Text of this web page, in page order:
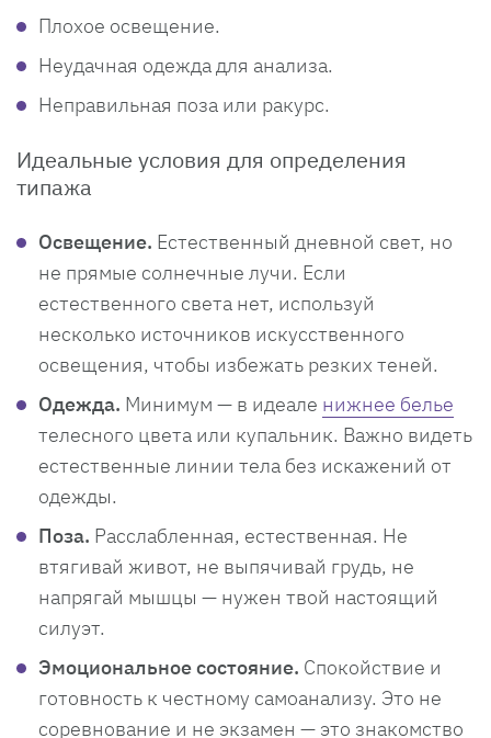
Плохое освещение.
Неудачная одежда для анализа.
Неправильная поза или ракурс.
Идеальные условия для определения
типажа
Освещение. Естественный дневной свет, но
не прямые солнечные лучи. Если
естественного света нет, используй
несколько источников искусственного
освещения, чтобы избежать резких теней.
Одежда. Минимум — в идеале нижнее белье
телесного цвета или купальник. Важно видеть
естественные линии тела без искажений от
одежды.
Поза. Расслабленная, естественная. Не
втягивай живот, не выпячивай грудь, не
напрягай мышцы — нужен твой настоящий
силуэт.
Эмоциональное состояние. Спокойствие и
готовность к честному самоанализу. Это не
соревнование и не экзамен — это знакомство